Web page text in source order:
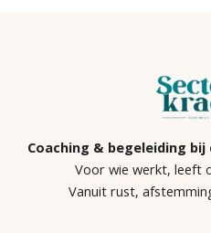
Coaching & begeleiding
Voor wie werkt, leeft
Vanuit rust,